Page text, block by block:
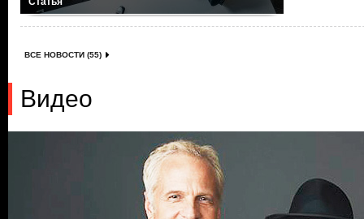
ВСЕ НОВОСТИ (55)
Видео